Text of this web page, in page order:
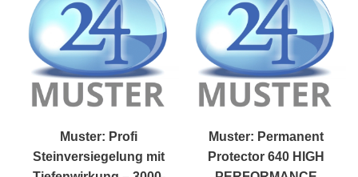
Muster: Profi
Steinversiegelung mit
Muster: Permanent
Protector 640 HIGH